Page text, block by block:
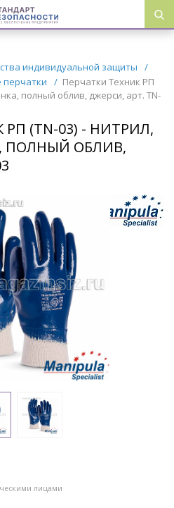
индивидуальной защиты
/
перчатки / Перчатки Техник РП
полный облив, джерси, арт. TN-
(TN-03) - НИТРИЛ,
ПОЛНЫЙ ОБЛИВ,
лицами